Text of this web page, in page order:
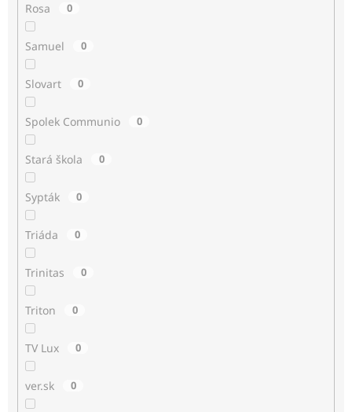
Rosa 0
Samuel 0
Slovart 0
Spolek Communio 0
Stará škola 0
Sypták 0
Triáda 0
Trinitas 0
Triton 0
TV Lux 0
ver.sk 0